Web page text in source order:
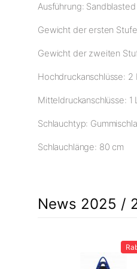
Ausführung: Sandblasted
Gewicht der ersten
Gewicht der zweiten
Hochdruckanschlüsse: 2
Mitteldruckanschlüsse:
Schlauchtyp:
Schlauchlänge: 80 cm
News 2025 /